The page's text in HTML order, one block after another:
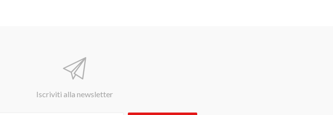
Iscriviti alla newsletter